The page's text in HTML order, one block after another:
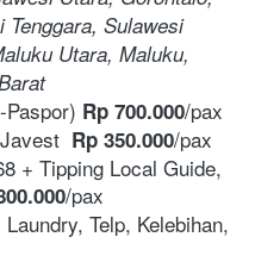
Tenggara, Sulawesi
Utara, Maluku,
Rp 700.000/pax
Rp 350.000/pax
+ Tipping Local Guide,
/pax
Telp, Kelebihan,